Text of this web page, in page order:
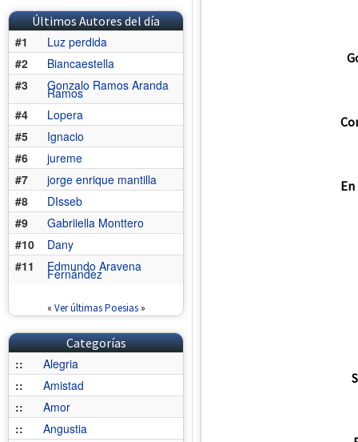
Últimos Autores del día
#1
Luz perdida
#2
Biancaestella
#3
Gonzalo Ramos Aranda
Ramos
#4
Lopera
#5
Ignacio
#6
jureme
#7
jorge enrique mantilla
#8
DIsseb
#9
Gabriiella Monttero
#10
Dany
#11
Edmundo Aravena
Fernández
« Ver últimas Poesias»
Categorías
::
Alegria
::
Amistad
::
Amor
::
Angustia